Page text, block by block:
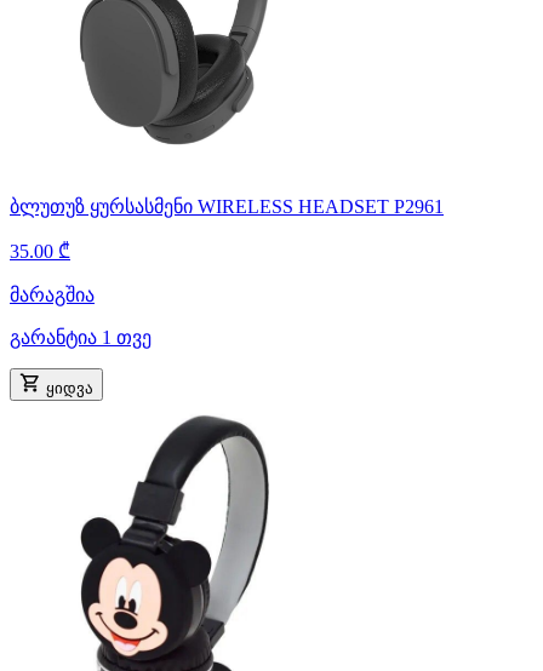
ბლუთუზ ყურსასმენი WIRELESS HEADSET P2961
35.00 ₾
მარაგშია
გარანტია 1 თვე
ყიდვა